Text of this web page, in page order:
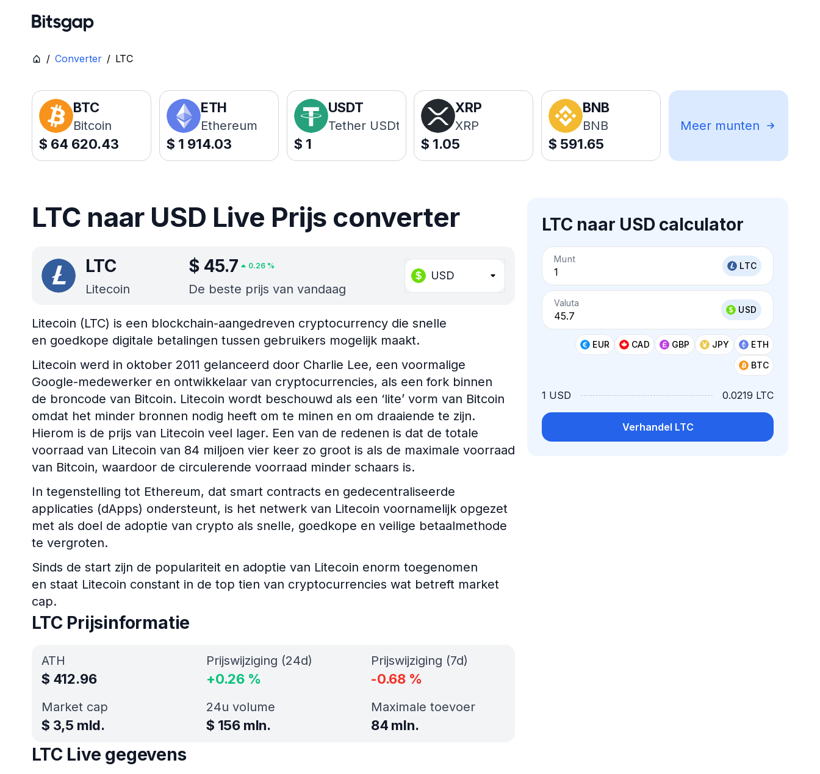
/ Converter / LTC
BTC
Bitcoin
$ 64 620.43
ETH
Ethereum
$ 1 914.03
USDT
Tether USDt
$ 1
XRP
XRP
$ 1.05
BNB
BNB
$ 591.65
Meer munten
LTC naar USD Live Prijs converter
LTC
Litecoin
$ 45.7 0.26%
De beste prijs van vandaag
USD
LTC naar USD calculator
Munt
LTC
Valuta
USD
EUR CAD GBP JPY
ETH
BTC
1 USD 0.0219 LTC
Verhandel LTC
Litecoin (LTC) is een blockchain-aangedreven cryptocurrency die snelle
en goedkope digitale betalingen tussen gebruikers mogelijk maakt.
Litecoin werd in oktober 2011 gelanceerd door Charlie Lee, een voormalige
Google-medewerker en ontwikkelaar van cryptocurrencies, als een fork binnen
de broncode van Bitcoin. Litecoin wordt beschouwd als een ‘lite’ vorm van Bitcoin
omdat het minder bronnen nodig heeft om te minen en om draaiende te zijn.
Hierom is de prijs van Litecoin veel lager. Een van de redenen is dat de totale
voorraad van Litecoin van 84 miljoen vier keer zo groot is als de maximale voorraad
van Bitcoin, waardoor de circulerende voorraad minder schaars is.
In tegenstelling tot Ethereum, dat smart contracts en gedecentraliseerde
applicaties (dApps) ondersteunt, is het netwerk van Litecoin voornamelijk opgezet
met als doel de adoptie van crypto als snelle, goedkope en veilige betaalmethode
te vergroten.
Sinds de start zijn de populariteit en adoptie van Litecoin enorm toegenomen
en staat Litecoin constant in de top tien van cryptocurrencies wat betreft market
cap.
LTC Prijsinformatie
ATH
$ 412.96
Market cap
$ 3,5 mld.
Prijswijziging (24d)
+0.26 %
Prijswijziging (7d)
-0.68 %
24u volume
$ 156 mln.
Maximale toevoer
84 mln.
LTC Live gegevens